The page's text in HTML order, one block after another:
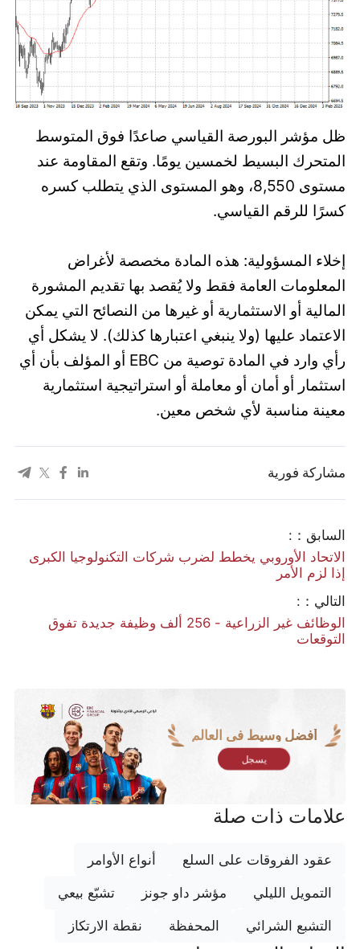
ظل مؤشر البورصة القياسي صاعدًا فوق المتوسط
المتحرك البسيط لخمسين يومًا. وتقع المقاومة عند
مستوى 8,550، وهو المستوى الذي يتطلب كسره
كسرًا للرقم القياسي.
إخلاء المسؤولية: هذه المادة مخصصة لأغراض
المعلومات العامة فقط ولا يُقصد بها تقديم المشورة
المالية أو الاستثمارية أو غيرها من النصائح التي يمكن
الاعتماد عليها (ولا ينبغي اعتبارها كذلك). لا يشكل أي
رأي وارد في المادة توصية من EBC أو المؤلف بأن أي
استثمار أو أمان أو معاملة أو استراتيجية استثمارية
معينة مناسبة لأي شخص معين.
مشاركة فورية
السابق：:
​الاتحاد الأوروبي يخطط لضرب شركات التكنولوجيا الكبرى
إذا لزم الأمر
التالي：:
الوظائف غير الزراعية - 256 ألف وظيفة جديدة تفوق
التوقعات
أفضل وسيط في العالم
يسجل
علامات ذات صلة
عقود الفروقات على السلع أنواع الأوامر
التمويل الليلي مؤشر داو جونز تشبّع بيعي
التشبع الشرائي المحفظة نقطة الارتكاز